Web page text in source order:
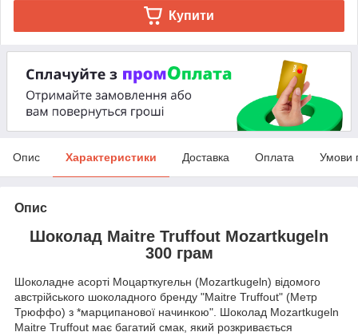
Купити
Опис Характеристики Доставка Оплата Умови
Опис
Шоколад Maitre Truffout Mozartkugeln
300 грам
Шоколадне асорті Моцарткугельн (Mozartkugeln) відомого
австрійського шоколадного бренду "Maitre Truffout" (Метр
Трюффо) з *марципанової начинкою". Шоколад Mozartkugeln
Maitre Truffout має багатий смак, який розкривається